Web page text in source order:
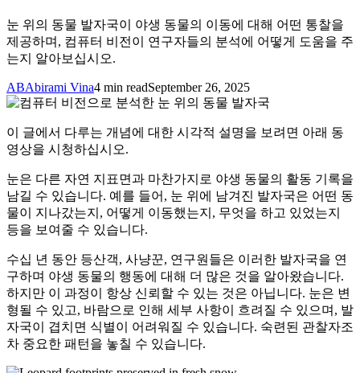
눈 위의 동물 발자국이 야생 동물의 이동에 대해 어떤 통찰을
제공하며, 컴퓨터 비전이 연구자들의 분석에 어떻게 도움을 주
는지 알아보십시오.
ABAbirami Vina4 min readSeptember 26, 2025
이 글에서 다루는 개념에 대한 시각적 설명을 보려면 아래 동
영상을 시청하십시오.
눈은 다른 자연 지표면과 마찬가지로 야생 동물의 활동 기록을
남길 수 있습니다. 예를 들어, 눈 위에 남겨진 발자국은 어떤 동
물이 지나갔는지, 어떻게 이동했는지, 무엇을 하고 있었는지
등을 보여줄 수 있습니다.
수십 년 동안 등산객, 사냥꾼, 연구원들은 이러한 발자국을 연
구하며 야생 동물의 행동에 대해 더 많은 것을 알아왔습니다.
하지만 이 과정이 항상 신뢰할 수 있는 것은 아닙니다. 눈은 변
형될 수 있고, 바람으로 인해 세부 사항이 흐려질 수 있으며, 발
자국이 겹치면 식별이 어려워질 수 있습니다. 숙련된 관찰자조
차 중요한 패턴을 놓칠 수 있습니다.